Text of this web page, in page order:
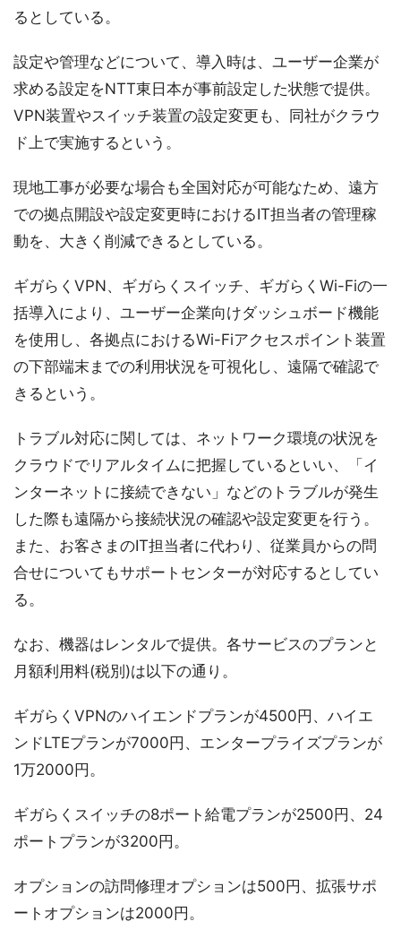
るとしている。
設定や管理などについて、導入時は、ユーザー企業が
求める設定をNTT東日本が事前設定した状態で提供。
VPN装置やスイッチ装置の設定変更も、同社がクラウ
ド上で実施するという。
現地工事が必要な場合も全国対応が可能なため、遠方
での拠点開設や設定変更時におけるIT担当者の管理稼
動を、大きく削減できるとしている。
ギガらくVPN、ギガらくスイッチ、ギガらくWi-Fiの一
括導入により、ユーザー企業向けダッシュボード機能
を使用し、各拠点におけるWi-Fiアクセスポイント装置
の下部端末までの利用状況を可視化し、遠隔で確認で
きるという。
トラブル対応に関しては、ネットワーク環境の状況を
クラウドでリアルタイムに把握しているといい、「イ
ンターネットに接続できない」などのトラブルが発生
した際も遠隔から接続状況の確認や設定変更を行う。
また、お客さまのIT担当者に代わり、従業員からの問
合せについてもサポートセンターが対応するとしてい
る。
なお、機器はレンタルで提供。各サービスのプランと
月額利用料(税別)は以下の通り。
ギガらくVPNのハイエンドプランが4500円、ハイエ
ンドLTEプランが7000円、エンタープライズプランが
1万2000円。
ギガらくスイッチの8ポート給電プランが2500円、24
ポートプランが3200円。
オプションの訪問修理オプションは500円、拡張サポ
ートオプションは2000円。